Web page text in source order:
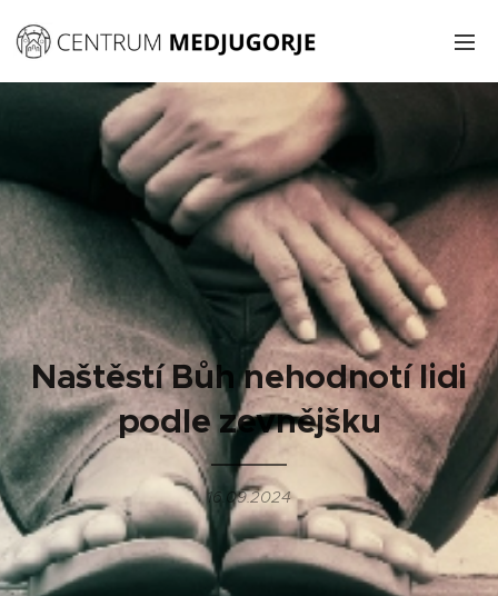
Naštěstí Bůh nehodnotí lidi
podle zevnějšku
16.09.2024